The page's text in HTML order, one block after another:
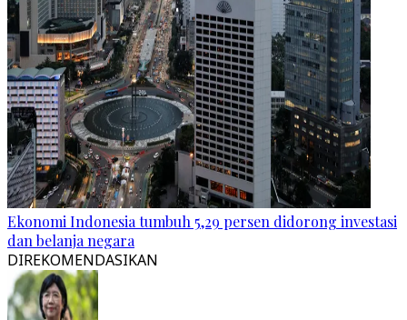
Ekonomi Indonesia tumbuh 5,29 persen didorong investasi
dan belanja negara
DIREKOMENDASIKAN